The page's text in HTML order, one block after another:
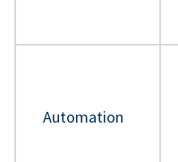
Automation